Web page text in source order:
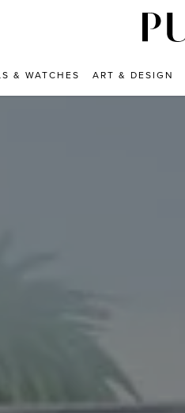
& WATCHES ART & DESIGN